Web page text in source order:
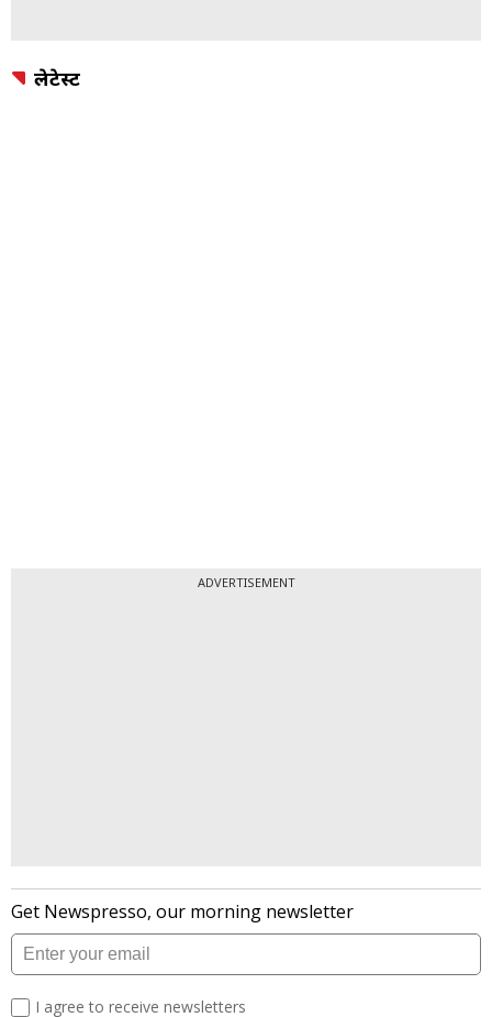
लेटेस्ट
ADVERTISEMENT